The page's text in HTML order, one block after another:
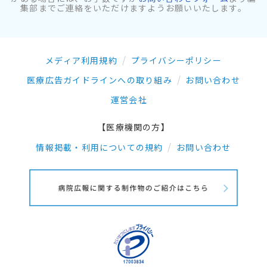
集部までご連絡をいただけますようお願いいたします。
メディア利用規約
プライバシーポリシー
医療広告ガイドラインへの取り組み
お問い合わせ
運営会社
【医療機関の方】
情報掲載・利用についての規約
お問い合わせ